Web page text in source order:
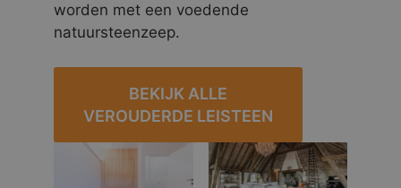
worden met een voedende
natuursteenzeep.
BEKIJK ALLE
VEROUDERDE LEISTEEN